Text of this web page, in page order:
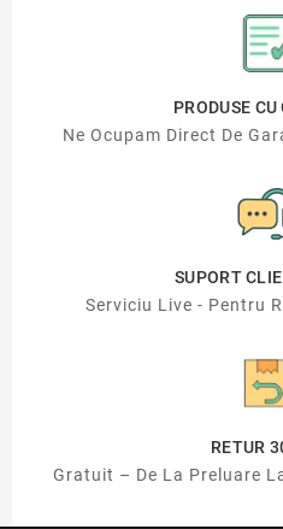
PRODUSE
Ne Ocupam Direct De
SUPORT
Serviciu Live - Pentru
RETUR
Gratuit – De La Preluare